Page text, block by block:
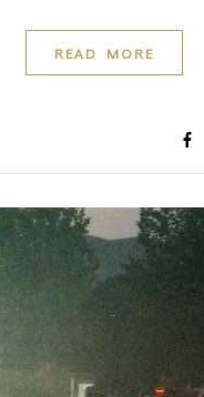
READ MORE